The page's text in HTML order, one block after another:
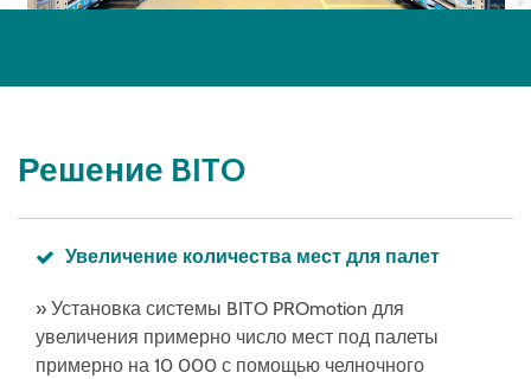
Решение BITO
Увеличение количества мест для палет
» Установка системы BITO PROmotion для
увеличения примерно число мест под палеты
примерно на 10 000 с помощью челночного